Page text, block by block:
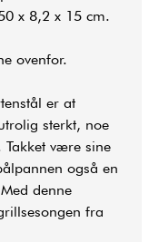
x 8,2 x 15 cm.
ovenfor.
er at
sterkt, noe
Takket være sine
også en
denne
fra